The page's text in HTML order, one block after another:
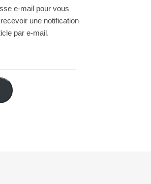
e-mail pour vous
une notification
par e-mail.